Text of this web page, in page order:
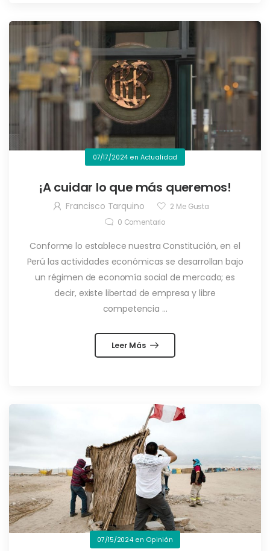
07/17/2024 en Actualidad
¡A cuidar lo que más queremos!
Francisco Tarquino 2 Me Gusta
0 Comentario
Conforme lo establece nuestra Constitución, en el
Perú las actividades económicas se desarrollan bajo
un régimen de economía social de mercado; es
decir, existe libertad de empresa y libre
competencia ...
Leer Más
07/15/2024 en Opinión